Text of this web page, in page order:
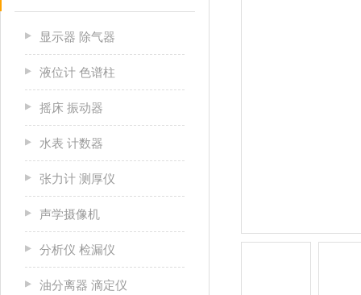
显示器 除气器
液位计 色谱柱
摇床 振动器
水表 计数器
张力计 测厚仪
声学摄像机
分析仪 检漏仪
油分离器 滴定仪